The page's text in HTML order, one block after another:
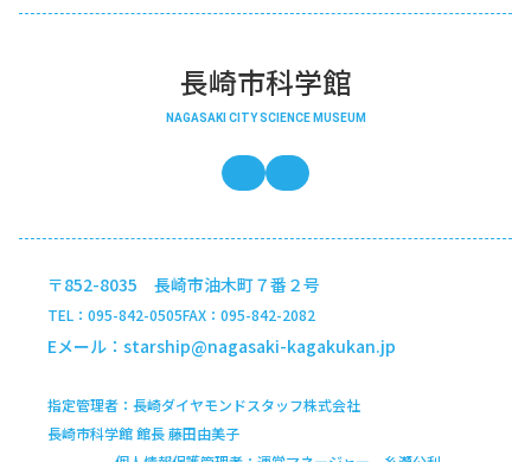
長崎市科学館
NAGASAKI CITY SCIENCE MUSEUM
長崎市科学館の公式x
〒852-8035 長崎市油木町７番２号
TEL 095-842-0505FAX 095-842-2082
Eメール starship@nagasaki-kagakukan.jp
指定管理者
長崎ダイヤモンドスタッフ株式会社
長崎市科学館 館長 藤田由美子